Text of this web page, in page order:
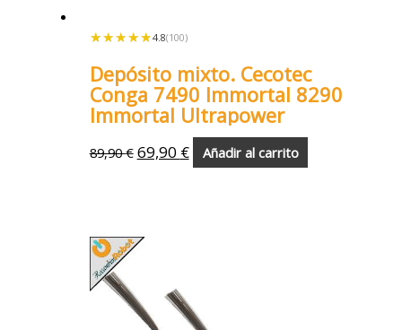
★★★★★
★★★★★ 4.8(100)
Depósito mixto. Cecotec
Conga 7490 Immortal 8290
Immortal Ultrapower
89,90€ 69,90 € Añadir al carrito